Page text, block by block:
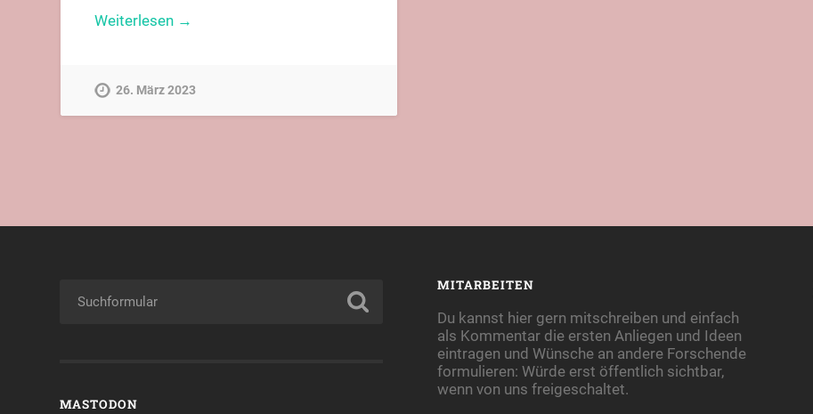
Weiterlesen →
26. März 2023
MASTODON
MITARBEITEN
Du kannst hier gern mitschreiben und einfach
als Kommentar die ersten Anliegen und Ideen
eintragen und Wünsche an andere Forschende
formulieren: Würde erst öffentlich sichtbar,
wenn von uns freigeschaltet.